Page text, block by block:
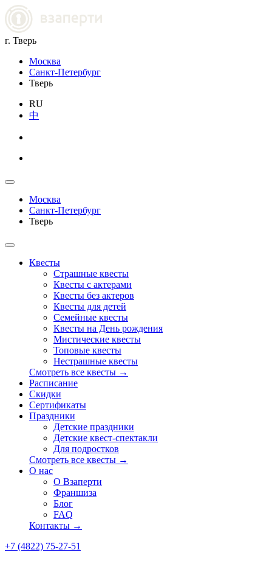
г. Тверь
Москва
Санкт-Петербург
Тверь
RU
中
Москва
Санкт-Петербург
Тверь
Квесты
Страшные квесты
Квесты с актерами
Квесты без актеров
Квесты для детей
Семейные квесты
Квесты на День рождения
Мистические квесты
Топовые квесты
Нестрашные квесты
Смотреть все квесты →
Расписание
Скидки
Сертификаты
Праздники
Детские праздники
Детские квест-спектакли
Для подростков
Смотреть все квесты →
О нас
О Взаперти
Франшиза
Блог
FAQ
Контакты →
+7 (4822) 75-27-51